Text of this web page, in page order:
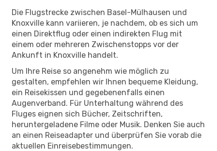
Die Flugstrecke zwischen Basel-Mülhausen und
Knoxville kann variieren, je nachdem, ob es sich um
einen Direktflug oder einen indirekten Flug mit
einem oder mehreren Zwischenstopps vor der
Ankunft in Knoxville handelt.
Um Ihre Reise so angenehm wie möglich zu
gestalten, empfehlen wir Ihnen bequeme Kleidung,
ein Reisekissen und gegebenenfalls einen
Augenverband. Für Unterhaltung während des
Fluges eignen sich Bücher, Zeitschriften,
heruntergeladene Filme oder Musik. Denken Sie auch
an einen Reiseadapter und überprüfen Sie vorab die
aktuellen Einreisebestimmungen.